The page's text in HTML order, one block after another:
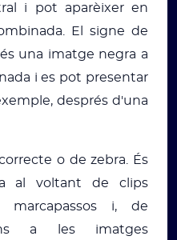
i pot aparèixer en
El signe de
una imatge negra a
i es pot presentar
després d'una
o de zebra. És
al voltant de clips
marcapassos i, de
a les imatges